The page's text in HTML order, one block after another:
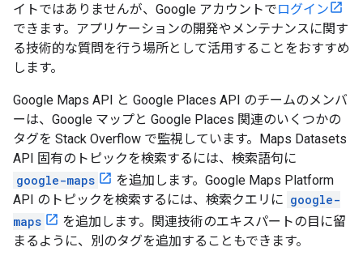
イトではありませんが、Google アカウントでログイン
できます。アプリケーションの開発やメンテナンスに関す
る技術的な質問を行う場所として活用することをおすすめ
します。
Google Maps API と Google Places API のチームのメンバ
ーは、Google マップと Google Places 関連のいくつかの
タグを Stack Overflow で監視しています。Maps Datasets
API 固有のトピックを検索するには、検索語句に
google-maps
を追加します。Google Maps Platform
API のトピックを検索するには、検索クエリに google-
maps
を追加します。関連技術のエキスパートの目に留
まるように、別のタグを追加することもできます。